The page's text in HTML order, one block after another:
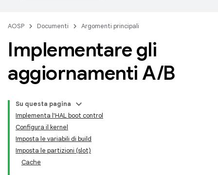
AOSP Documenti Argomenti principali
Implementare gli
aggiornamenti A/B
Su questa pagina
Implementa l'HAL boot control
Configura il kernel
Imposta le variabili di build
Imposta le partizioni (slot)
Cache